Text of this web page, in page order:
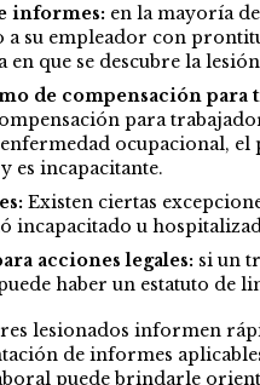
informes: en la mayoría
a su empleador con
en que se descubre la
de compensación para
para
ocupacional, el
es incapacitante.
Existen ciertas
incapacitado u
acciones legales: si un
haber un estatuto de
lesionados informen
de informes
puede brindarle